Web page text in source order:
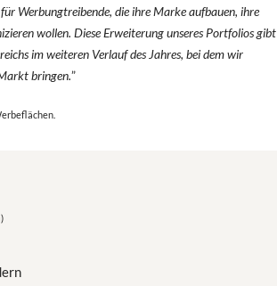
Werbungtreibende, die ihre Marke aufbauen, ihre
wollen. Diese Erweiterung unseres Portfolios gibt
im weiteren Verlauf des Jahres, bei dem wir
bringen.”